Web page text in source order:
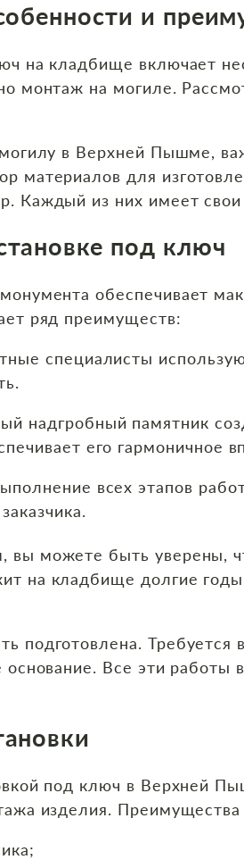
и
на кладбище включает
монтаж на могиле.
в Верхней Пышме,
материалов для
Каждый из них имеет
под ключ
обеспечивает
ряд преимуществ:
специалисты
надгробный памятник
его гармоничное
всех этапов
можете быть уверены,
на кладбище долгие
подготовлена.
основание. Все эти
под ключ в Верхней
изделия. Преимущества